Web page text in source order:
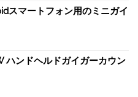
スマートフォン用のミニガイ
ハンドヘルドガイガーカウン